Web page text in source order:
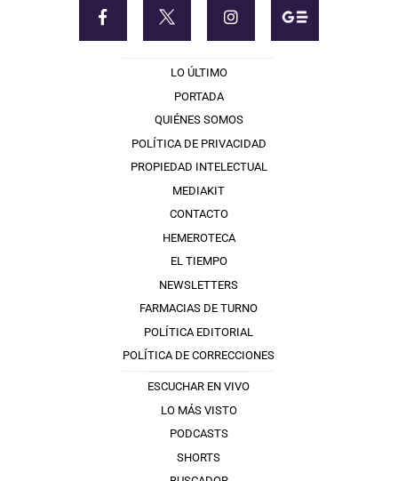
LO ÚLTIMO
PORTADA
QUIÉNES SOMOS
POLÍTICA DE PRIVACIDAD
PROPIEDAD INTELECTUAL
MEDIAKIT
CONTACTO
HEMEROTECA
EL TIEMPO
NEWSLETTERS
FARMACIAS DE TURNO
POLÍTICA EDITORIAL
POLÍTICA DE CORRECCIONES
ESCUCHAR EN VIVO
LO MÁS VISTO
PODCASTS
SHORTS